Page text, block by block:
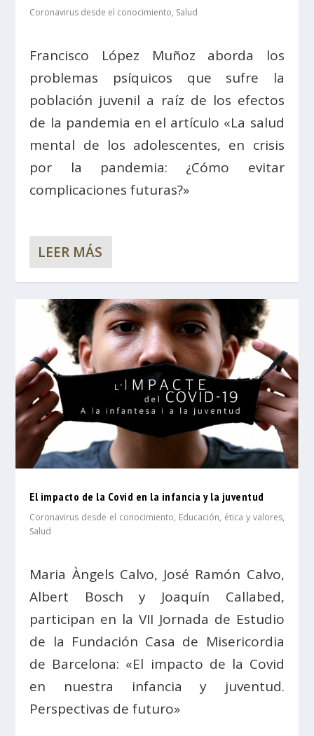
Coronavirus desde el conocimiento, Salud
Francisco López Muñoz aborda los
problemas psíquicos que sufre la
población juvenil a raíz de los efectos
de la pandemia en el artículo «La salud
mental de los adolescentes, en crisis
por la pandemia: ¿Cómo evitar
complicaciones futuras?»
LEER MÁS
El impacto de la Covid en la infancia y la juventud
Coronavirus desde el conocimiento, Educación, ética y valores,
Salud
Maria Àngels Calvo, José Ramón Calvo,
Albert Bosch y Joaquín Callabed,
participan en la VII Jornada de Estudio
de la Fundación Casa de Misericordia
de Barcelona: «El impacto de la Covid
en nuestra infancia y juventud.
Perspectivas de futuro»